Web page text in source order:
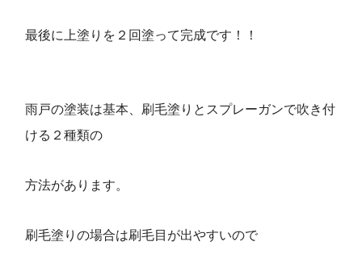
最後に上塗りを２回塗って完成です！！
雨戸の塗装は基本、刷毛塗りとスプレーガンで吹き付
ける２種類の
方法があります。
刷毛塗りの場合は刷毛目が出やすいので